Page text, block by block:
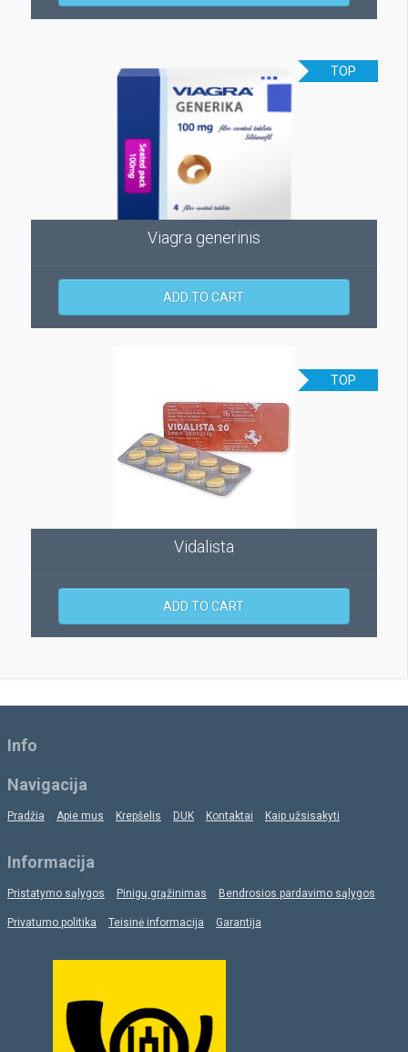
TOP
Viagra generinis
ADD TO CART
TOP
Vidalista
ADD TO CART
Info
Navigacija
Pradžia Apie mus Krepšelis DUK Kontaktai Kaip užsisakyti
Informacija
Pristatymo sąlygos Pinigų grąžinimas Bendrosios pardavimo sąlygos
Privatumo politika Teisinė informacija Garantija